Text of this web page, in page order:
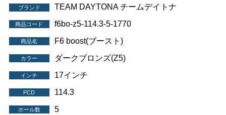
ブランド TEAM DAYTONA チームデイトナ
商品コード f6bo-z5-114.3-5-1770
商品名 F6 boost(ブースト)
カラー ダークブロンズ(Z5)
インチ 17インチ
PCD 114.3
ホール数 5